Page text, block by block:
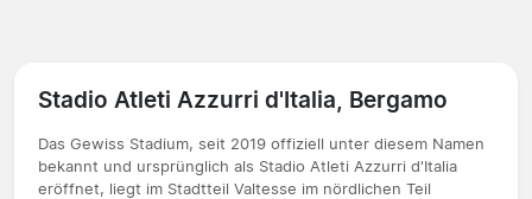
Stadio Atleti Azzurri d'Italia, Bergamo
Das Gewiss Stadium, seit 2019 offiziell unter diesem Namen
bekannt und ursprünglich als Stadio Atleti Azzurri d'Italia
eröffnet, liegt im Stadtteil Valtesse im nördlichen Teil